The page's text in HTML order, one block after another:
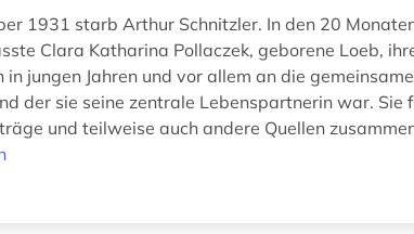
1931 starb Arthur Schnitzler. In den 20
Clara Katharina Pollaczek, geborene Loeb,
in jungen Jahren und vor allem an die
der sie seine zentrale Lebenspartnerin war. Sie
und teilweise auch andere Quellen